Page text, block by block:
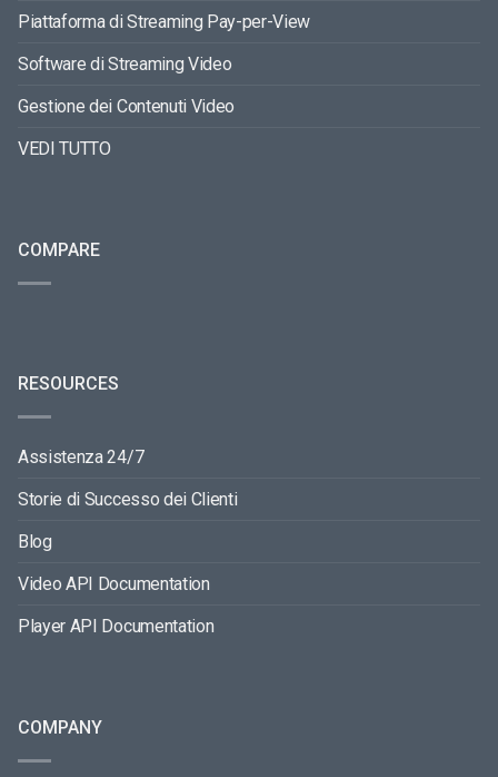
Piattaforma di Streaming Pay-per-View
Software di Streaming Video
Gestione dei Contenuti Video
VEDI TUTTO
COMPARE
RESOURCES
Assistenza 24/7
Storie di Successo dei Clienti
Blog
Video API Documentation
Player API Documentation
COMPANY